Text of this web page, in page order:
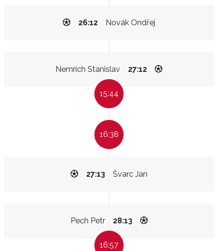
Novák Ondřej
26:12
Nemrich Stanislav 27:12
15:44
16:38
Švarc Jan
27:13
Pech Petr 28:13
16:57